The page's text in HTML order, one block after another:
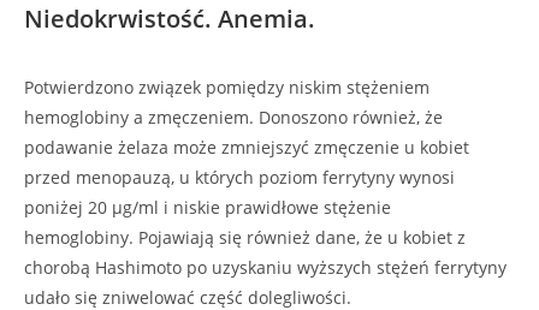
Niedokrwistość. Anemia.
Potwierdzono związek pomiędzy niskim stężeniem
hemoglobiny a zmęczeniem. Donoszono również, że
podawanie żelaza może zmniejszyć zmęczenie u kobiet
przed menopauzą, u których poziom ferrytyny wynosi
poniżej 20 µg/ml i niskie prawidłowe stężenie
hemoglobiny. Pojawiają się również dane, że u kobiet z
chorobą Hashimoto po uzyskaniu wyższych stężeń ferrytyny
udało się zniwelować część dolegliwości.